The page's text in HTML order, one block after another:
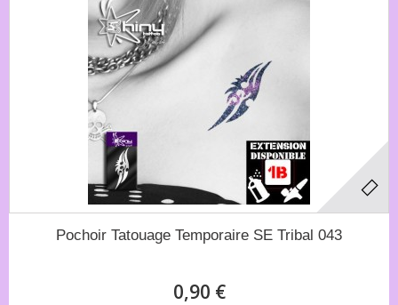
Pochoir Tatouage Temporaire SE Tribal 043
0,90 €